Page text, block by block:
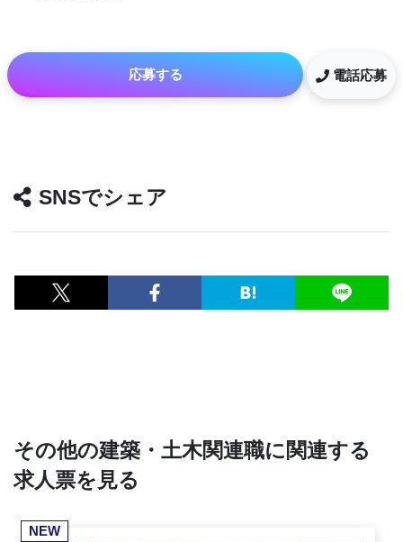
応募する 電話応募
SNSでシェア
その他の建築・土木関連職に関連する
求人票を見る
NEW